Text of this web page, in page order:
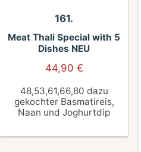
161.
Meat Thali Special with 5
Dishes NEU
44,90 €
48,53,61,66,80 dazu
gekochter Basmatireis,
Naan und Joghurtdip